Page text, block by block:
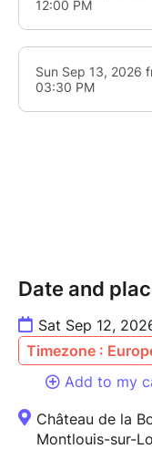
Date and
Sat Sep 12,
Timezone :
Add to my
Château de la
Montlouis-sur-